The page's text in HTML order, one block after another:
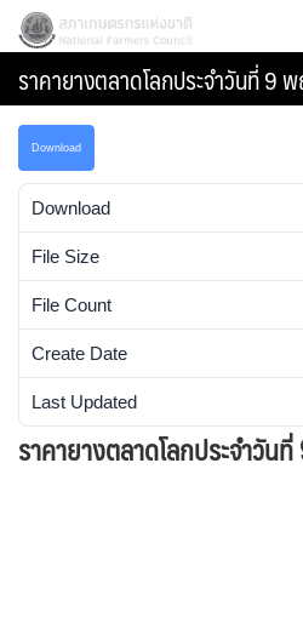
Skip
content
Search
สภาเกษตรกรแห่งชาติ
ราคายางตลาดโลกประจำวันที่ 9
Download
Download
File Size
File Count
Create Date
Last Updated
ราคายางตลาดโลกประจำวั